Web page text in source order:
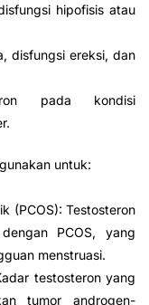
hipofisis atau
disfungsi ereksi, dan
pada kondisi
untuk:
(PCOS): Testosteron
PCOS, yang
menstruasi.
testosteron yang
tumor androgen-